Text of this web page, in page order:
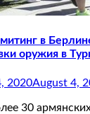
в
оружия в
2020August 4,
30